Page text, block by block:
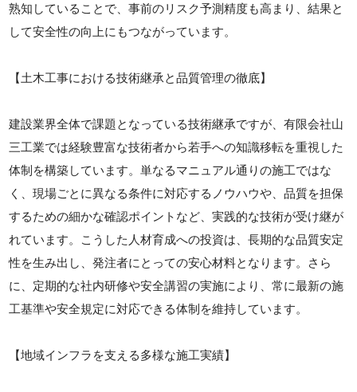
熟知していることで、事前のリスク予測精度も高まり、結果と
して安全性の向上にもつながっています。
【土木工事における技術継承と品質管理の徹底】
建設業界全体で課題となっている技術継承ですが、有限会社山
三工業では経験豊富な技術者から若手への知識移転を重視した
体制を構築しています。単なるマニュアル通りの施工ではな
く、現場ごとに異なる条件に対応するノウハウや、品質を担保
するための細かな確認ポイントなど、実践的な技術が受け継が
れています。こうした人材育成への投資は、長期的な品質安定
性を生み出し、発注者にとっての安心材料となります。さら
に、定期的な社内研修や安全講習の実施により、常に最新の施
工基準や安全規定に対応できる体制を維持しています。
【地域インフラを支える多様な施工実績】